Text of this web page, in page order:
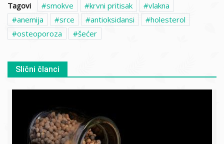
Tagovi smokve krvni pritisak
vlakna
anemija
srce antioksidansi
holesterol
osteoporoza
šećer
Slični članci